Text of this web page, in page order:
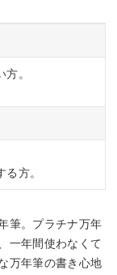
。
方。
筆。プラチナ万年
一年間使わなくて
万年筆の書き心地